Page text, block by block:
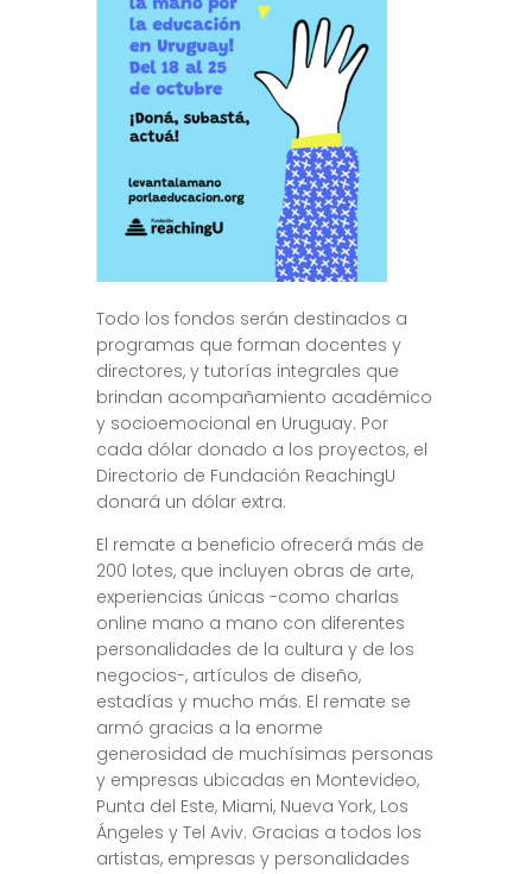
Todo los fondos serán destinados a
programas que forman docentes y
directores, y tutorías integrales que
brindan acompañamiento académico
y socioemocional en Uruguay. Por
cada dólar donado a los proyectos, el
Directorio de Fundación ReachingU
donará un dólar extra.
El remate a beneficio ofrecerá más de
200 lotes, que incluyen obras de arte,
experiencias únicas -como charlas
online mano a mano con diferentes
personalidades de la cultura y de los
negocios-, artículos de diseño,
estadías y mucho más. El remate se
armó gracias a la enorme
generosidad de muchísimas personas
y empresas ubicadas en Montevideo,
Punta del Este, Miami, Nueva York, Los
Ángeles y Tel Aviv. Gracias a todos los
artistas, empresas y personalidades